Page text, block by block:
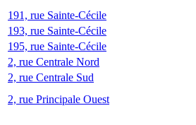
191, rue Sainte-Cécile
193, rue Sainte-Cécile
195, rue Sainte-Cécile
2, rue Centrale Nord
2, rue Centrale Sud
2, rue Principale Ouest